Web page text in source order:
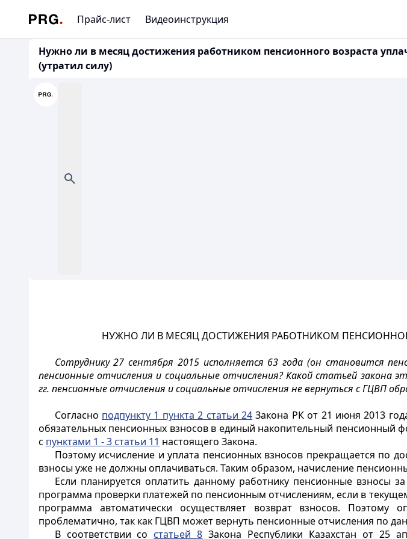
Прайс-лист Видеоинструкция
Нужно ли в месяц достижения работником пенсионного возраста
(утратил силу)
НУЖНО ЛИ В МЕСЯЦ ДОСТИЖЕНИЯ РАБОТНИКОМ
Сотруднику 27 сентября 2015 исполняется 63 года (он становится
пенсионные отчисления и социальные отчисления? Какой статьей закона
гг. пенсионные отчисления и социальные отчисления не вернуться с ГЦВП
Согласно подпункту 1 пункта 2 статьи 24 Закона РК от 21 июня 2013
обязательных пенсионных взносов в единый накопительный пенсионный
с пунктами 1 - 3 статьи 11 настоящего Закона.
Поэтому исчисление и уплата пенсионных взносов прекращается по
взносы уже не должны оплачиваться. Таким образом, начисление
Если планируется оплатить данному работнику пенсионные взносы
программа проверки платежей по пенсионным отчислениям, если в
программа автоматически осуществляет возврат взносов. Поэтому
проблематично, так как ГЦВП может вернуть пенсионные отчисления по
В соответствии со статьей 8 Закона Республики Казахстан от 25